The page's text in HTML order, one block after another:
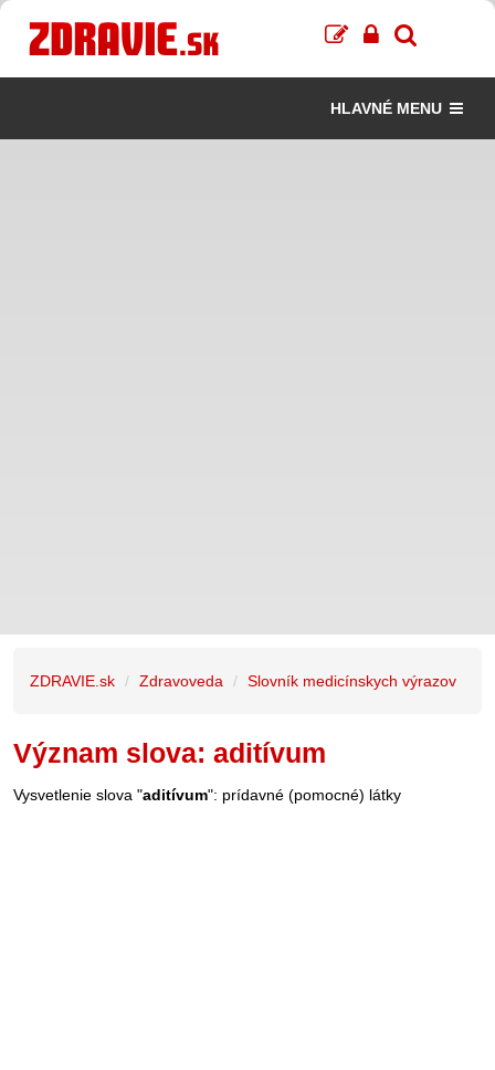
HLAVNÉ MENU
ZDRAVIE.sk Zdravoveda Slovník medicínskych výrazov
Význam slova: aditívum
Vysvetlenie slova "aditívum": prídavné (pomocné) látky